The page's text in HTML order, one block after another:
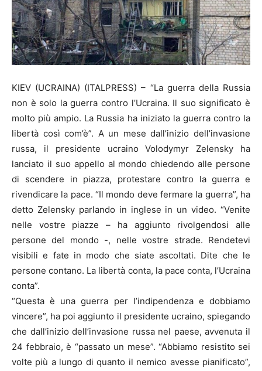
KIEV (UCRAINA) (ITALPRESS) – “La guerra della Russia
non è solo la guerra contro l’Ucraina. Il suo significato è
molto più ampio. La Russia ha iniziato la guerra contro la
libertà così com’è”. A un mese dall’inizio dell’invasione
russa, il presidente ucraino Volodymyr Zelensky ha
lanciato il suo appello al mondo chiedendo alle persone
di scendere in piazza, protestare contro la guerra e
rivendicare la pace. “Il mondo deve fermare la guerra”, ha
detto Zelensky parlando in inglese in un video. “Venite
nelle vostre piazze – ha aggiunto rivolgendosi alle
persone del mondo -, nelle vostre strade. Rendetevi
visibili e fate in modo che siate ascoltati. Dite che le
persone contano. La libertà conta, la pace conta, l’Ucraina
conta”.
“Questa è una guerra per l’indipendenza e dobbiamo
vincere”, ha poi aggiunto il presidente ucraino, spiegando
che dall’inizio dell’invasione russa nel paese, avvenuta il
24 febbraio, è “passato un mese”. “Abbiamo resistito sei
volte più a lungo di quanto il nemico avesse pianificato”,